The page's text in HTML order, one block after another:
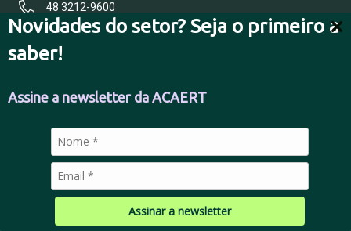
Novidades do setor? Seja o primeiro a
saber!
Assine a newsletter da ACAERT
Assinar a newsletter
48 3212-9600
FALE CONOSCO
POLÍTICA DE PRIVACIDADE
© 2026 Todos os direitos reservados.